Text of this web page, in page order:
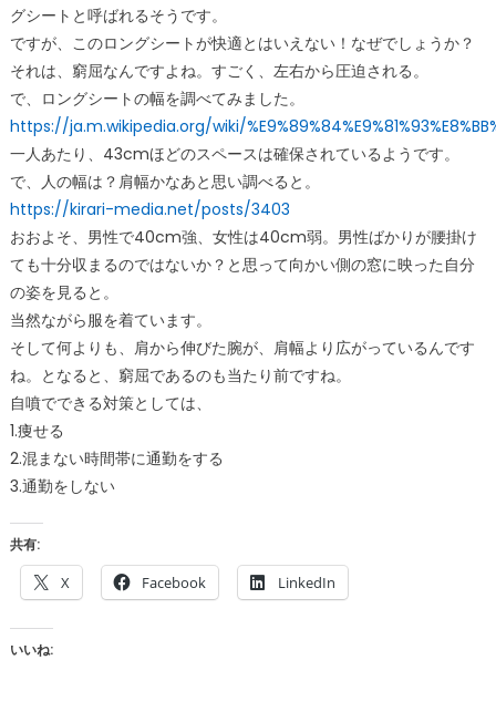
グシートと呼ばれるそうです。
ですが、このロングシートが快適とはいえない！なぜでしょうか？
それは、窮屈なんですよね。すごく、左右から圧迫される。
で、ロングシートの幅を調べてみました。
https://ja.m.wikipedia.org/wiki/
一人あたり、43cmほどのスペースは確保されているようです。
で、人の幅は？肩幅かなあと思い調べると。
https://kirari-media.net/posts/3403
おおよそ、男性で40cm強、女性は40cm弱。男性ばかりが腰掛け
ても十分収まるのではないか？と思って向かい側の窓に映った自分
の姿を見ると。
当然ながら服を着ています。
そして何よりも、肩から伸びた腕が、肩幅より広がっているんです
ね。となると、窮屈であるのも当たり前ですね。
自噴でできる対策としては、
1.痩せる
2.混まない時間帯に通勤をする
3.通勤をしない
共有:
X Facebook LinkedIn
いいね: